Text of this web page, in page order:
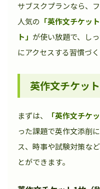
サブスクプランなら、
人気の 「英作文チケット
ト」 が使い放題で、し
にアクセスする習慣づ
英作文チケット
まずは、 「英作文チケッ
った課題で英作文添削
ス、時事や試験対策な
とができます。